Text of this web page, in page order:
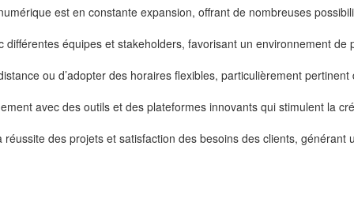
est en constante expansion, offrant de nombreuses
équipes et stakeholders, favorisant un environnement de
ou d’adopter des horaires flexibles, particulièrement pertinent
avec des outils et des plateformes innovants qui stimulent la
des projets et satisfaction des besoins des clients, générant